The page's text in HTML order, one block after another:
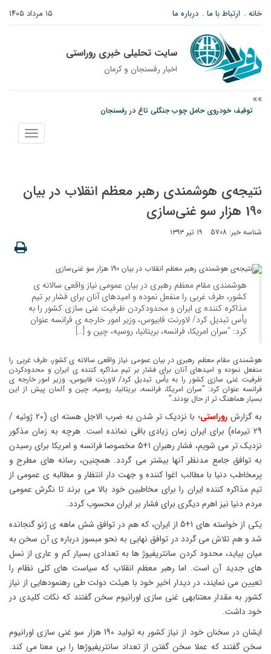
۱۵ مرداد ۱۴۰۵ خانه ارتباط با ما درباره ما
سایت تحلیلی خبری روراستی
اخبار رفسنجان و كرمان
توقیف خودروی حامل چوب جنگلی تاغ در رفسنجان
دادستان رفسنجان: رفع مشکلات ایستگاه راه‌آهن احمدآباد با قید فوریت پیگیری
نمایش
منو
نتیجه‌ی هوشمندی رهبر معظم انقلاب در بیان
190 هزار سو غنی‌سازی
شناسه خبر: 5708 ۱۹ تیر ۱۳۹۳
هوشمندی مقام معظم رهبری در بیان عمومی نیاز واقعی سالانه ی
کشور، طرف غربی را منفعل نموده و امیدهای آنان برای فشار بر تیم
مذاکره کننده ی ایران و محدودکردن ظرفیت غنی سازی کشور را به
یأس تبدیل کرد/ لاورنت فابیوس، وزیر امور خارجه ی فرانسه عنوان
کرد: ”سران امریکا، فرانسه، بریتانیا، روسیه، چین و […]
هوشمندی مقام معظم رهبری در بیان عمومی نیاز واقعی سالانه ی کشور، طرف غربی را
منفعل نموده و امیدهای آنان برای فشار بر تیم مذاکره کننده ی ایران و محدودکردن
ظرفیت غنی سازی کشور را به یأس تبدیل کرد/ لاورنت فابیوس، وزیر امور خارجه ی
فرانسه عنوان کرد: ”سران امریکا، فرانسه، بریتانیا، روسیه، چین و آلمان پیش از این
بسیار هماهنگ تر از حال بودند.”
به گزارش روراستی
؛ با نزدیک تر شدن به ضرب الاجل هسته ای (20 ژوئیه /
29 تیرماه) برای ایران زمان زیادی باقی نمانده است. هرچه به زمان مذکور
نزدیک تر می شویم، فشار رهبران 1+5 مخصوصا فرانسه و امریکا برای رسیدن
به توافق جامع مدنظر آنها بیشتر می گردد. همچنین، رسانه های مطرح و
پرمخاطب دنیا با مطالب اغوا کننده و جهت دار انتظار و مطالبه ی عمومی از
تیم مذاکره کننده ایران را برای مخاطبین خود بالا می برند تا نگرش عمومی
مردم دنیا نیز اهرم دیگری برای فشار بر ایران محسوب گردد.
یکی از خواسته های 1+5 از ایران، که هم در توافق شش ماهه ی ژنو گنجانده
شد و هم تلاش می گردد در توافق نهایی به نحو مبسوز درباره ی آن سخن به
میان بیاید، محدود کردن سانتریفیوژ ها به تعدادی بسیار کم و عاری از نسل
های جدید آن است. اما رهبر معظم انقلاب که سیاست های کلی نظام را
تعیین می نمایند، در دیدار اخیر خود با هیئت دولت طی رهنمودهایی از نیاز
کشور به مقدار معتنابهی غنی سازی اورانیوم سخن گفتند که نکات کلیدی در
خود داشت.
ایشان در سخنان خود از نیاز کشور به تولید 190 هزار سو غنی سازی اورانیوم
سخن گفتند که عملا سخن گفتن از تعداد سانتریفیوژها را بی معنا می کند.